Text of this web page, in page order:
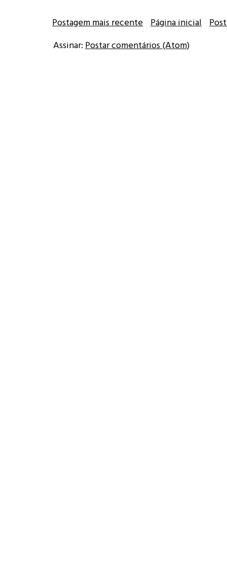
Postagem mais recente Página inicial
Assinar: Postar comentários (Atom)